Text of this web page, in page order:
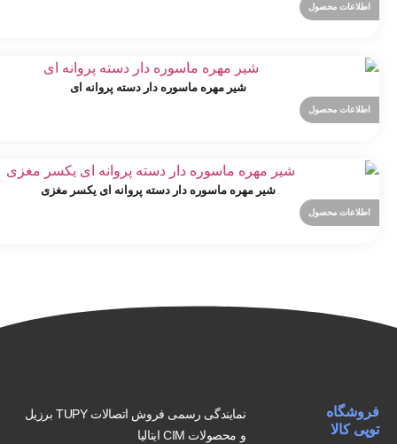
اطلاعات محصول
شیر مهره ماسوره دار دسته پروانه ای
اطلاعات محصول
شیر مهره ماسوره دار دسته پروانه ای یکسر مغزی
اطلاعات محصول
فروشگاه
توپی کالا
نمایندگی رسمی فروش اتصالات TUPY برزیل
و محصولات CIM ایتالیا